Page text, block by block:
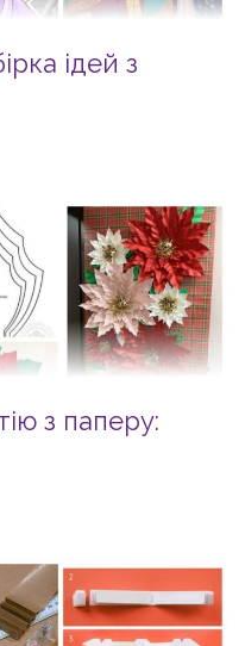
ідей з
з паперу: